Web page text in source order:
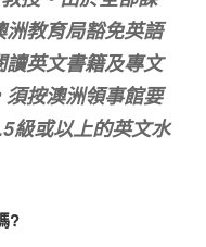
教育局豁免英語
英文書籍及專文
按澳洲領事館要
級或以上的英文水
?